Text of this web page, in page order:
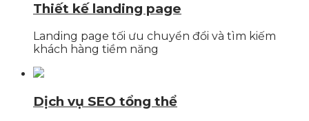
Thiết kế landing page
Landing page tối ưu chuyển đổi và tìm kiếm
khách hàng tiềm năng
Dịch vụ SEO tổng thể